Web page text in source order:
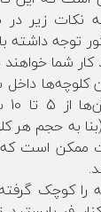
نکات زیر در
توجه داشته
شما
کلوچه‌ها داخل
به حجم هر
ممکن است که
را کوچک